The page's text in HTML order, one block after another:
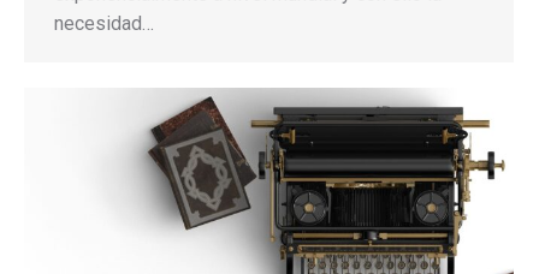
necesidad…